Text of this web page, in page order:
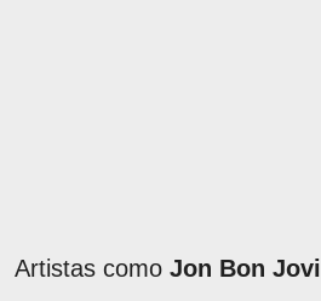
Artistas como Jon Bon Jovi